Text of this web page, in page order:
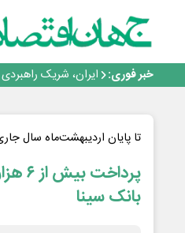
خبر فوری:
توسعه زنجیره صنعت
فولاد غدیر نی‌ریز در جمع ۱۰ شرکت برتر
ایران، شریک
روزنامه ۱۷ مرداد
توسعه زنجیره صنعت
فولاد غدیر نی‌ریز در جمع ۱۰ شرکت برتر بورس
تا پایان اردیبهشت‌ماه سال
بانک سینا